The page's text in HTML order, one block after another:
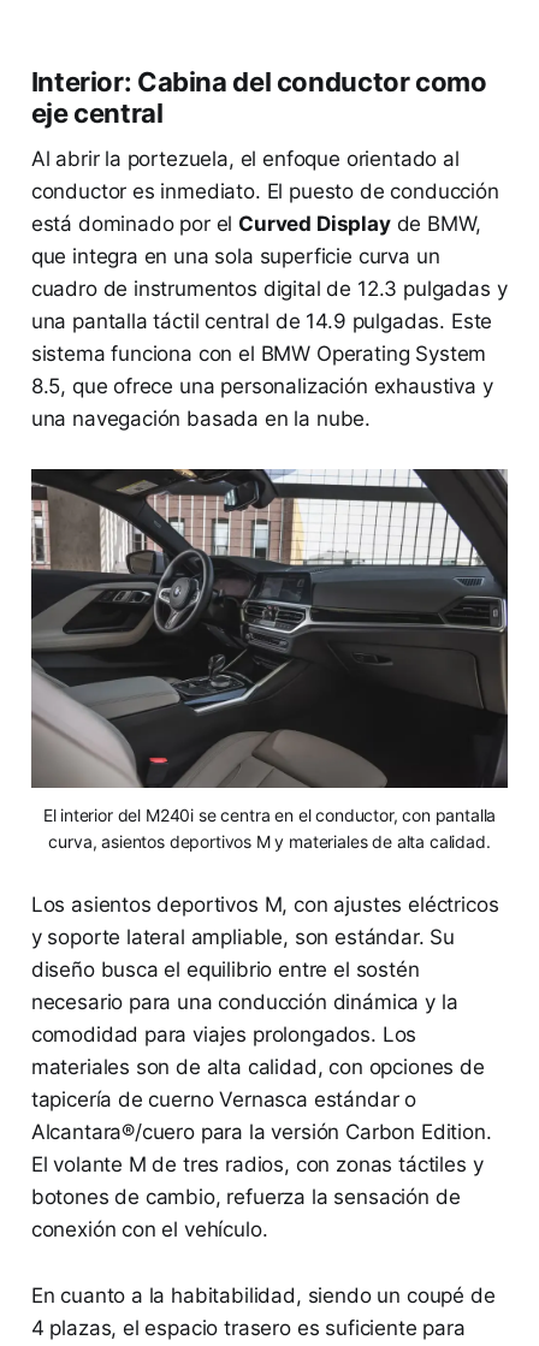
Interior: Cabina del conductor como
eje central
Al abrir la portezuela, el enfoque orientado al
conductor es inmediato. El puesto de conducción
está dominado por el Curved Displayde BMW,
que integra en una sola superficie curva un
cuadro de instrumentos digital de 12.3 pulgadas y
una pantalla táctil central de 14.9 pulgadas. Este
sistema funciona con el BMW Operating System
8.5, que ofrece una personalización exhaustiva y
una navegación basada en la nube.
El interior del M240i se centra en el conductor, con pantalla
curva, asientos deportivos M y materiales de alta calidad.
Los asientos deportivos M, con ajustes eléctricos
y soporte lateral ampliable, son estándar. Su
diseño busca el equilibrio entre el sostén
necesario para una conducción dinámica y la
comodidad para viajes prolongados. Los
materiales son de alta calidad, con opciones de
tapicería de cuerno Vernasca estándar o
Alcantara®/cuero para la versión Carbon Edition.
El volante M de tres radios, con zonas táctiles y
botones de cambio, refuerza la sensación de
conexión con el vehículo.
En cuanto a la habitabilidad, siendo un coupé de
4 plazas, el espacio trasero es suficiente para